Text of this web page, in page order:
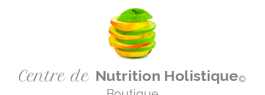
Centre de Nutrition Holistique©️